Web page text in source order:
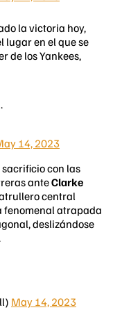
la victoria hoy,
lugar en el que se
de los Yankees,
14, 2023
con las
anteClarke
central
fenomenal atrapada
deslizándose
May 14, 2023